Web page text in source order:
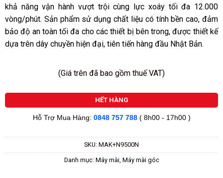
khả năng vận hành vượt trội cùng lực xoáy tối đa 12.000
vòng/phút. Sản phẩm sử dụng chất liệu có tính bền cao, đảm
bảo độ an toàn tối đa cho các thiết bị bên trong, được thiết kế
dựa trên dây chuyền hiện đại, tiên tiến hàng đầu Nhật Bản.
(Giá trên đã bao gồm thuế VAT)
HẾT HÀNG
Hỗ Trợ Mua Hàng: 0848 757 788 ( 8h00 - 17h00 )
SKU: MAK+N9500N
Danh mục: Máy mài, Máy mài góc